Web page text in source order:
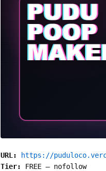
URL:
https://
Tier: FREE — nofollow